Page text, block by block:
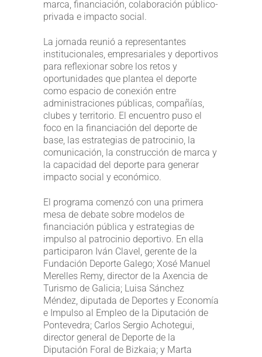
marca, financiación, colaboración público-
privada e impacto social.
La jornada reunió a representantes
institucionales, empresariales y deportivos
para reflexionar sobre los retos y
oportunidades que plantea el deporte
como espacio de conexión entre
administraciones públicas, compañías,
clubes y territorio. El encuentro puso el
foco en la financiación del deporte de
base, las estrategias de patrocinio, la
comunicación, la construcción de marca y
la capacidad del deporte para generar
impacto social y económico.
El programa comenzó con una primera
mesa de debate sobre modelos de
financiación pública y estrategias de
impulso al patrocinio deportivo. En ella
participaron Iván Clavel, gerente de la
Fundación Deporte Galego; Xosé Manuel
Merelles Remy, director de la Axencia de
Turismo de Galicia; Luisa Sánchez
Méndez, diputada de Deportes y Economía
e Impulso al Empleo de la Diputación de
Pontevedra; Carlos Sergio Achotegui,
director general de Deporte de la
Diputación Foral de Bizkaia; y Marta